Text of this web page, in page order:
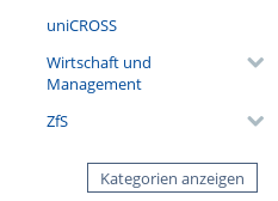
uniCROSS
Wirtschaft und
Management
ZfS
Kategorien anzeigen